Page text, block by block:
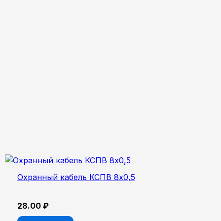
Охранный кабель КСПВ 8х0,5
28.00 ₽